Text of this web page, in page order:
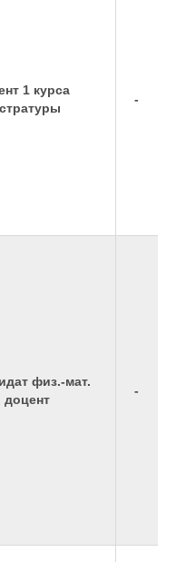
1 курса
-
физ.-мат.
доцент
-